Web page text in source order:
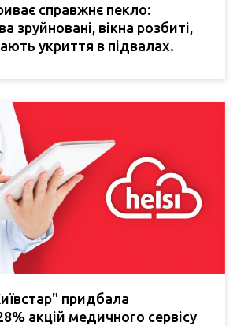
справжнє пекло:
зруйновані, вікна розбиті,
укриття в підвалах.
придбала
акцій медичного сервісу